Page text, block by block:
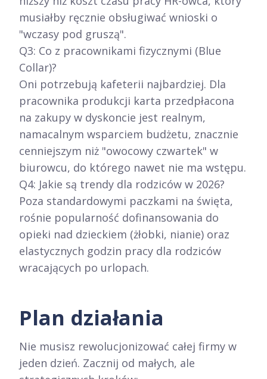
musiałby ręcznie obsługiwać wnioski o
"wczasy pod gruszą".
Q3: Co z pracownikami fizycznymi (Blue
Collar)?
Oni potrzebują kafeterii najbardziej. Dla
pracownika produkcji karta przedpłacona
na zakupy w dyskoncie jest realnym,
namacalnym wsparciem budżetu, znacznie
cenniejszym niż "owocowy czwartek" w
biurowcu, do którego nawet nie ma wstępu.
Q4: Jakie są trendy dla rodziców w 2026?
Poza standardowymi paczkami na święta,
rośnie popularność dofinansowania do
opieki nad dzieckiem (żłobki, nianie) oraz
elastycznych godzin pracy dla rodziców
wracających po urlopach.
Plan działania
Nie musisz rewolucjonizować całej firmy w
jeden dzień. Zacznij od małych, ale